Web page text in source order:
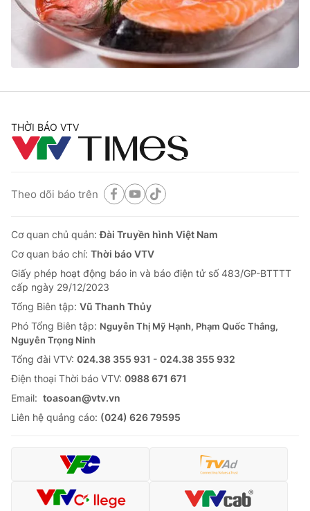
THỜI BÁO VTV
Theo dõi báo trên
Cơ quan chủ quản:Đài Truyền hình Việt Nam
Cơ quan báo chí: Thời báo VTV
Giấy phép hoạt động báo in và báo điện tử số 483/GP-BTTTT
cấp ngày 29/12/2023
Tổng Biên tập: Vũ Thanh Thủy
Phó Tổng Biên tập: Nguyễn Thị Mỹ Hạnh, Phạm Quốc Thắng,
Nguyễn Trọng Ninh
Tổng đài VTV: 024.38 355 931 - 024.38 355 932
Ðiện thoại Thời báo VTV: 0988 671 671
Email: toasoan@vtv.vn
Liên hệ quảng cáo: (024) 626 79595